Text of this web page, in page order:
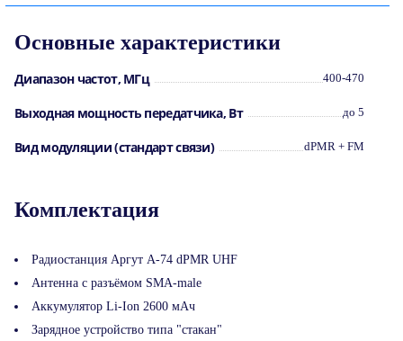
Основные характеристики
Диапазон частот, МГц 400-470
Выходная мощность передатчика, Вт до 5
Вид модуляции (стандарт связи) dPMR + FM
Комплектация
Радиостанция Аргут А-74 dPMR UHF
Антенна с разъёмом SMA-male
Аккумулятор Li-Ion 2600 мАч
Зарядное устройство типа "стакан"